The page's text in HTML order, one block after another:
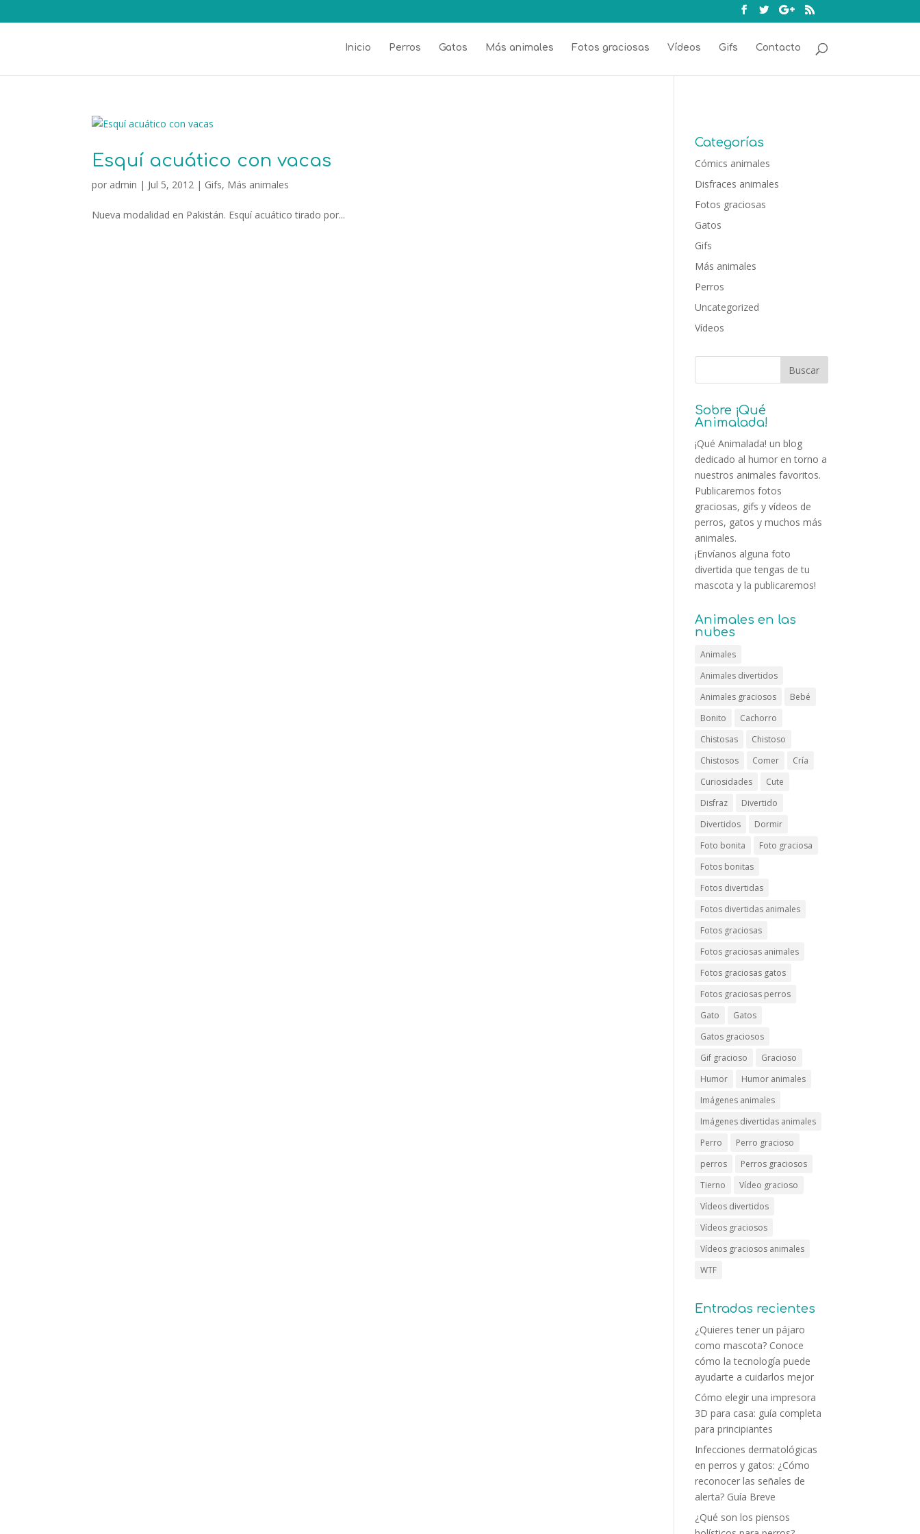
Inicio Perros Gatos Más animales Fotos graciosas Vídeos Gifs Contacto
Esquí acuático con vacas
por admin | Jul 5, 2012 | Gifs, Más animales
Nueva modalidad en Pakistán. Esquí acuático tirado por...
Categorías
Cómics animales
Disfraces animales
Fotos graciosas
Gatos
Gifs
Más animales
Perros
Uncategorized
Vídeos
Sobre ¡Qué
Animalada!
¡Qué Animalada! un blog
dedicado al humor en torno a
nuestros animales favoritos.
Publicaremos fotos
graciosas, gifs y vídeos de
perros, gatos y muchos más
animales.
¡Envíanos alguna foto
divertida que tengas de tu
mascota y la publicaremos!
Animales en las
nubes
Animales
Animales divertidos
Animales graciosos
Bebé
Bonito
Cachorro
Chistosas
Chistoso
Chistosos
Comer
Cría
Curiosidades
Cute
Disfraz
Divertido
Divertidos
Dormir
Foto bonita
Foto graciosa
Fotos bonitas
Fotos divertidas
Fotos divertidas animales
Fotos graciosas
Fotos graciosas animales
Fotos graciosas gatos
Fotos graciosas perros
Gato
Gatos
Gatos graciosos
Gif gracioso
Gracioso
Humor
Humor animales
Imágenes animales
Imágenes divertidas animales
Perro
Perro gracioso
perros
Perros graciosos
Tierno
Vídeo gracioso
Vídeos divertidos
Vídeos graciosos
Vídeos graciosos animales
WTF
Entradas recientes
¿Quieres tener un pájaro
como mascota? Conoce
cómo la tecnología puede
ayudarte a cuidarlos mejor
Cómo elegir una impresora
3D para casa: guía completa
para principiantes
Infecciones dermatológicas
en perros y gatos: ¿Cómo
reconocer las señales de
alerta? Guía Breve
¿Qué son los piensos